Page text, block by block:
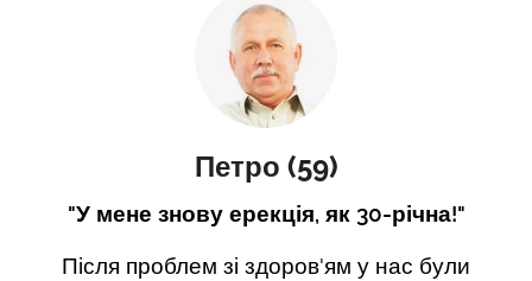
Петро (59)
"У мене знову ерекція, як 30-річна!"
Після проблем зі здоров'ям у нас були